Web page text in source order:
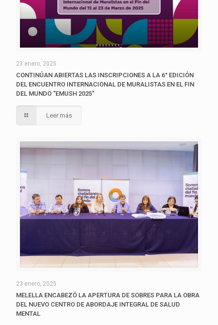
23 enero, 2025
CONTINÚAN ABIERTAS LAS INSCRIPCIONES A LA 6° EDICIÓN
DEL ENCUENTRO INTERNACIONAL DE MURALISTAS EN EL FIN
DEL MUNDO “EMUSH 2025”
Leer más
23 enero, 2025
MELELLA ENCABEZÓ LA APERTURA DE SOBRES PARA LA OBRA
DEL NUEVO CENTRO DE ABORDAJE INTEGRAL DE SALUD
MENTAL